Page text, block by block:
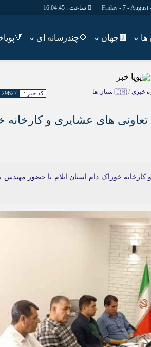
ساعت : 16:04:46
🟫جهان 🔷چندرسانه ای
شناسنامه/تماس با ما
سبد خريد
خبری/ 🇮🇷استان ها کد خبر : 29627
های عشایری و کارخانه
کارخانه خوراک دام استان ایلام با حضور